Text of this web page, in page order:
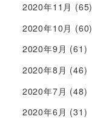
2020年11月 (65)
2020年10月 (60)
2020年9月 (61)
2020年8月 (46)
2020年7月 (48)
2020年6月 (31)